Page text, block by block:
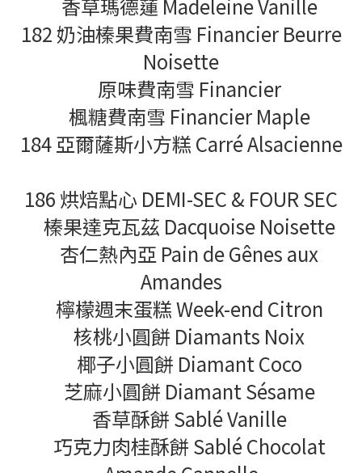
香草瑪德蓮 Madeleine Vanille
182 奶油榛果費南雪 Financier Beurre
Noisette
原味費南雪 Financier
楓糖費南雪 Financier Maple
184 亞爾薩斯小方糕 Carré Alsacienne
186 烘焙點心 DEMI-SEC & FOUR SEC
榛果達克瓦茲 Dacquoise Noisette
杏仁熱內亞 Pain de Gênes aux
Amandes
檸檬週末蛋糕 Week-end Citron
核桃小圓餅 Diamants Noix
椰子小圓餅 Diamant Coco
芝麻小圓餅 Diamant Sésame
香草酥餅 Sablé Vanille
巧克力肉桂酥餅 Sablé Chocolat